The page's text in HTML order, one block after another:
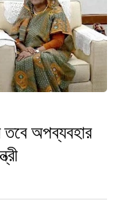
অপব্যবহার